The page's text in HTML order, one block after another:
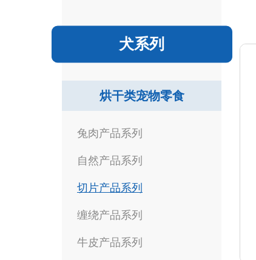
犬系列
烘干类宠物零食
兔肉产品系列
自然产品系列
切片产品系列
缠绕产品系列
牛皮产品系列